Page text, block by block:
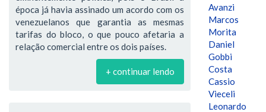
época já havia assinado um acordo com os
venezuelanos que garantia as mesmas
tarifas do bloco, o que pouco afetaria a
relação comercial entre os dois países.
+ continuar lendo
Avanzi
Marcos
Morita
Daniel
Gobbi
Costa
Cassio
Vieceli
Leonardo